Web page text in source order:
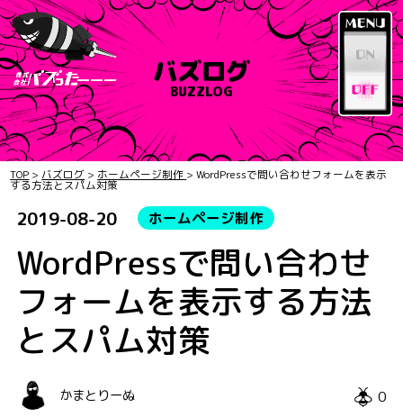
バズログ
BUZZLOG
TOP > バズログ > ホームページ制作 >WordPressで問い合わせフォームを表示
する方法とスパム対策
2019-08-20 ホームページ制作
WordPressで問い合わせ
フォームを表示する方法
とスパム対策
かまとりーぬ 0